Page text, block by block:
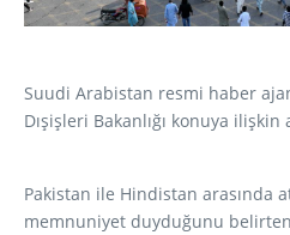
Suudi Arabistan resmi haber
Dışişleri Bakanlığı konuya ilişkin
Pakistan ile Hindistan arasında
memnuniyet duyduğunu